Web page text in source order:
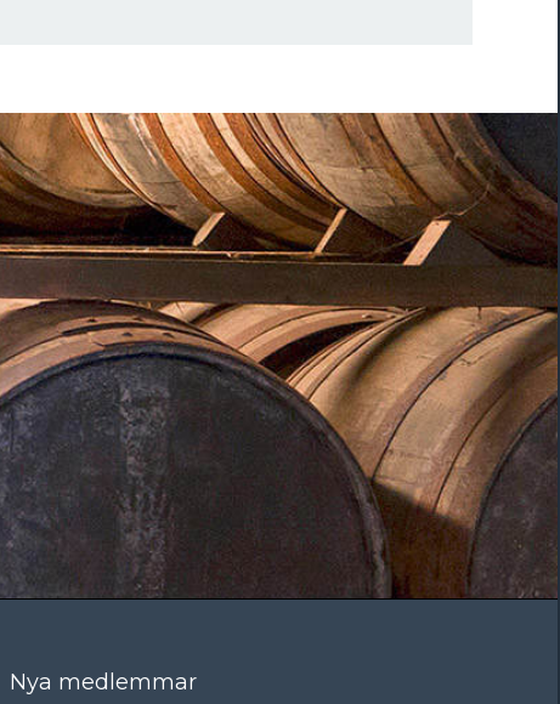
Nya medlemmar